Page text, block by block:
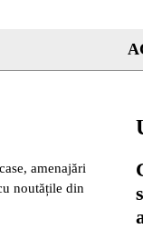
amenajări
noutățile din